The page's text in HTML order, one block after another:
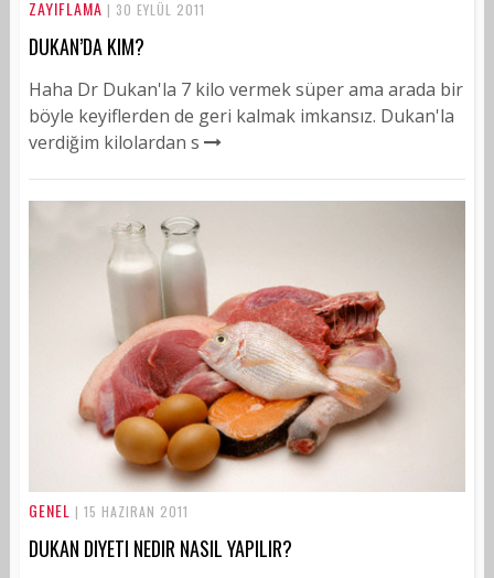
ZAYIFLAMA | 30 EYLÜL 2011
DUKAN’DA KIM?
Haha Dr Dukan'la 7 kilo vermek süper ama arada bir
böyle keyiflerden de geri kalmak imkansız. Dukan'la
verdiğim kilolardan s
GENEL | 15 HAZIRAN 2011
DUKAN DIYETI NEDIR NASIL YAPILIR?